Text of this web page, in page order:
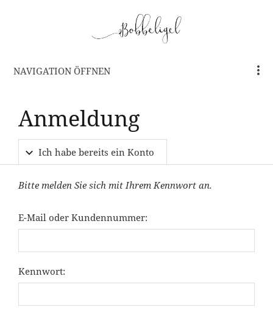
NAVIGATION ÖFFNEN
Anmeldung
Ich habe bereits ein Konto
Bitte melden Sie sich mit Ihrem Kennwort an.
E-Mail oder Kundennummer:
Kennwort: